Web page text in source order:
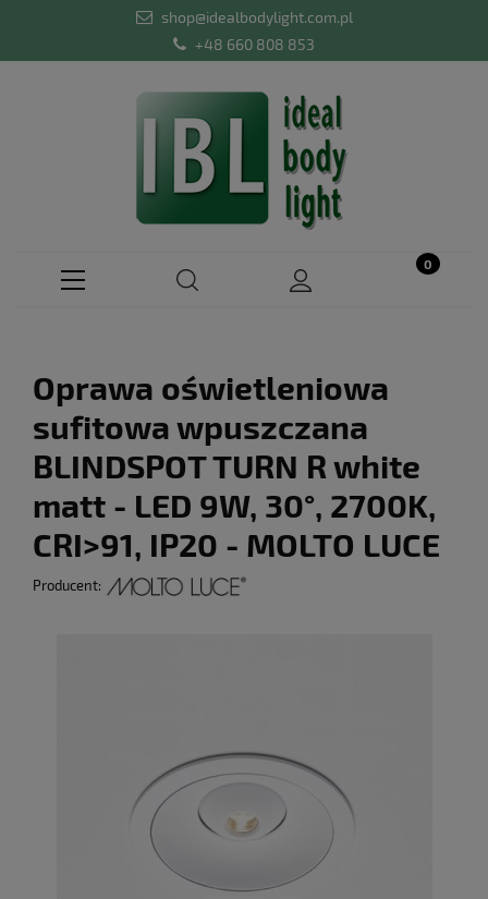
shop@idealbodylight.com.pl
+48 660 808 853
Oprawa oświetleniowa
sufitowa wpuszczana
BLINDSPOT TURN R white
matt - LED 9W, 30°, 2700K,
CRI>91, IP20 - MOLTO LUCE
Producent: